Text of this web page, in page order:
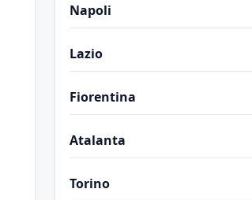
Napoli
Lazio
Fiorentina
Atalanta
Torino